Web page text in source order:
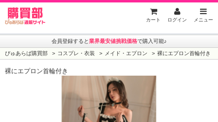
カート ログイン メニュー
会員登録すると業界最安値挑戦価格で購入可能♪
ぴゅあらば購買部 コスプレ・衣装 メイド・エプロン 裸にエプロン首輪付き
裸にエプロン首輪付き